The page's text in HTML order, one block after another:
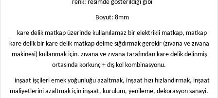
renk: resimde gösterildiği gibi
Boyut: 8mm
kare delik matkap üzerinde kullanılamaz bir elektrikli matkap, matkap
kare delik bir kare delik matkap delme sığdırmak gerekir (zıvana ve zıvana
makinesi) kullanmak için. zıvana ve zıvana tarafından kare delik delinmiş
ortasında korkunç + dış kol kombinasyonu.
inşaat işçileri emek yoğunluğu azaltmak, inşaat hızı hızlandırmak, inşaat
maliyetlerini azaltmak için inşaat, kurulum, yenileme, dekorasyon sanayi.